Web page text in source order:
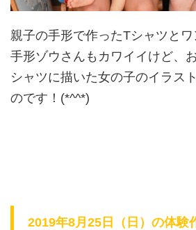
親子の手形で作ったTシャツと
手形ゾウさんもカワイイけど、
シャツに描いた女の子のイラス
のです！(*^^*)
2019年8月25日（日）の体験